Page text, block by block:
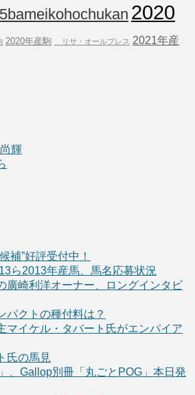
2020
2020年産駒 リサ・オールプレス 2021年産
輝
補”好評受付中！
ら2013年産馬、馬名応募状況
廣崎利洋オーナー、ロングインタビ
パクトの種付料は？
マイケル・タバート氏がエンパイア
氏の馬見
、Gallop別冊「丸ごとPOG」本日発